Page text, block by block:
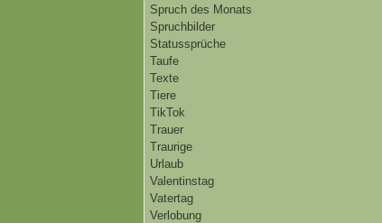
Spruch des Monats
Spruchbilder
Statussprüche
Taufe
Texte
Tiere
TikTok
Trauer
Traurige
Urlaub
Valentinstag
Vatertag
Verlobung